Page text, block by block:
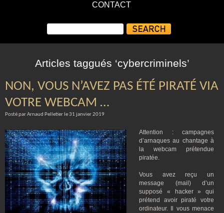
CONTACT
Articles taggués ‘cybercriminels’
NON, VOUS N’AVEZ PAS ÉTÉ PIRATÉ VIA
VOTRE WEBCAM …
Posté par Arnaud Pelletier le 31 janvier 2019
Attention : campagnes
d’arnaques au chantage à
la webcam prétendue
piratée.
Vous avez reçu un
message (mail) d’un
supposé « hacker » qui
prétend avoir piraté votre
ordinateur. Il vous menace